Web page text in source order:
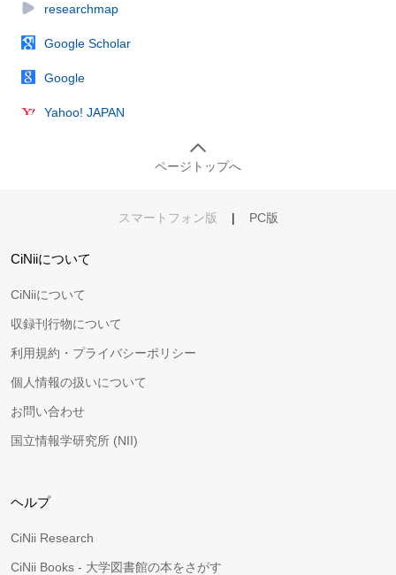
researchmap
Google Scholar
Google
Yahoo! JAPAN
ページトップへ
スマートフォン版 | PC版
CiNiiについて
CiNiiについて
収録刊行物について
利用規約・プライバシーポリシー
個人情報の扱いについて
お問い合わせ
国立情報学研究所 (NII)
ヘルプ
CiNii Research
CiNii Books - 大学図書館の本をさがす